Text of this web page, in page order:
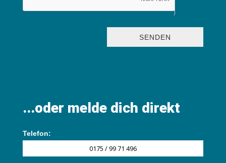
SENDEN
...oder melde dich direkt
Telefon:
0175 / 99 71 496